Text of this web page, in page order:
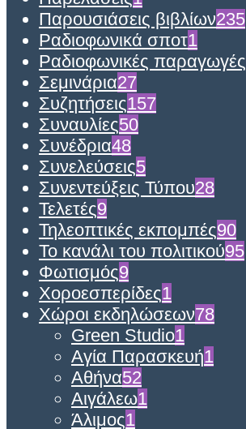
Παρουσιάσεις βιβλίων235
Ραδιοφωνικά σποτ1
Ραδιοφωνικές παραγωγές
Σεμινάρια27
Συζητήσεις157
Συναυλίες50
Συνέδρια48
Συνελεύσεις5
Συνεντεύξεις Τύπου28
Τελετές9
Τηλεοπτικές εκπομπές90
Το κανάλι του πολιτικού95
Φωτισμός9
Χοροεσπερίδες1
Χώροι εκδηλώσεων78
Green Studio1
Αγία Παρασκευή1
Αθήνα52
Αιγάλεω1
Άλιμος1